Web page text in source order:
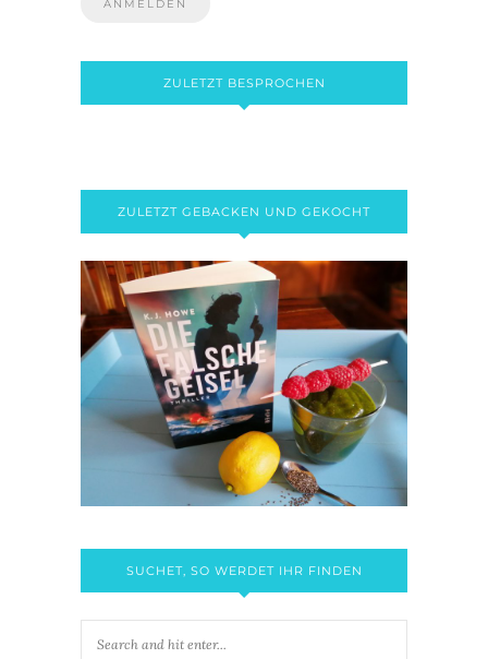
ZULETZT BESPROCHEN
ZULETZT GEBACKEN UND GEKOCHT
SUCHET, SO WERDET IHR FINDEN